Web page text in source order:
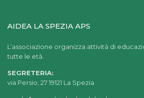
AIDEA LA SPEZIA APS
L’associazione organizza attività di
tutte le età.
SEGRETERIA:
via Persio, 27 19121 La Spezia